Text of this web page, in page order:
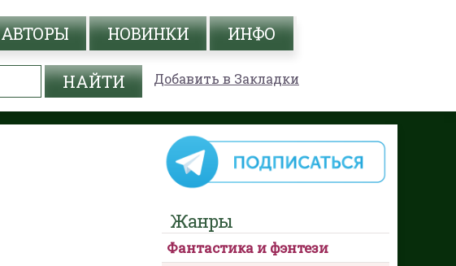
АВТОРЫ НОВИНКИ ИНФО
Добавить в Закладки
Жанры
Фантастика и фэнтези